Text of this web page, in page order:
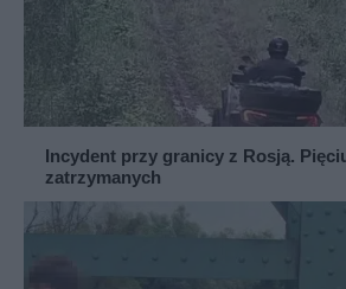
Incydent przy granicy z Rosją.
zatrzymanych